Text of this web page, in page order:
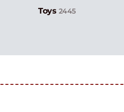
Toys 2445